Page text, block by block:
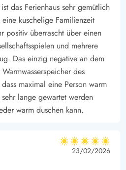
das Ferienhaus sehr gemütlich
kuschelige Familienzeit
positiv überrascht über einen
und mehrere
Das einzig negative an dem
des
maximal eine Person warm
lange gewartet werden
warm duschen kann.
5 von 5
5 von 5
5 out of 5
23/02/2026